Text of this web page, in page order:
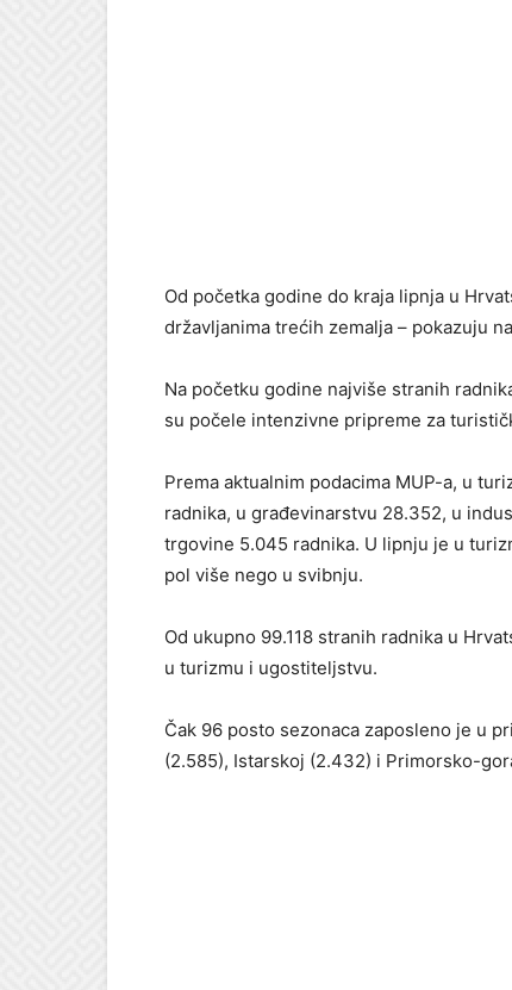
Od početka godine do kraja lipnja u
državljanima trećih zemalja – pokazuju
Na početku godine najviše stranih
su počele intenzivne pripreme za
Prema aktualnim podacima MUP-a, u
radnika, u građevinarstvu 28.352, u
trgovine 5.045 radnika. U lipnju je u
pol više nego u svibnju.
Od ukupno 99.118 stranih radnika u
u turizmu i ugostiteljstvu.
Čak 96 posto sezonaca zaposleno je u
(2.585), Istarskoj (2.432) i Primorsko-